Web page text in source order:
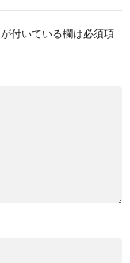
が付いている欄は必須項